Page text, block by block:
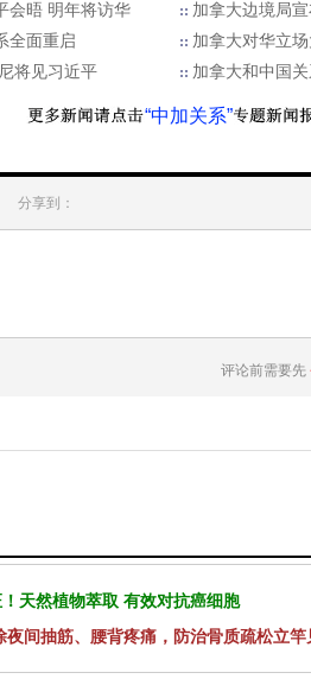
会晤 明年将访华
加拿大边境局
全面重启
加拿大对华立
将见习近平
加拿大和中国
“中加关系”
分享到：
评论前需要先
天然植物萃取 有效对抗癌细胞
间抽筋、腰背疼痛，防治骨质疏松立竿